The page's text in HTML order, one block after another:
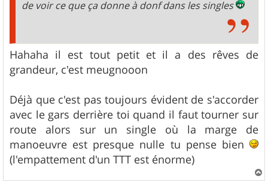
de voir ce que ça donne à donf dans les singles
Hahaha il est tout petit et il a des rêves de
grandeur, c'est meugnooon
Déjà que c'est pas toujours évident de s'accorder
avec le gars derrière toi quand il faut tourner sur
route alors sur un single où la marge de
manoeuvre est presque nulle tu pense bien
(l'empattement d'un TTT est énorme)
a